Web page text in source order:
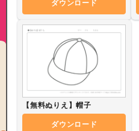
ダウンロード
【無料ぬりえ】帽子
ダウンロード